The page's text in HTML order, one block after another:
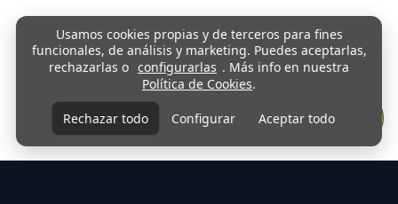
Usamos cookies propias y de terceros para fines
funcionales, de análisis y marketing. Puedes aceptarlas,
rechazarlas o configurarlas . Más info en nuestra
Política de Cookies.
Rechazar todo Configurar Aceptar todo